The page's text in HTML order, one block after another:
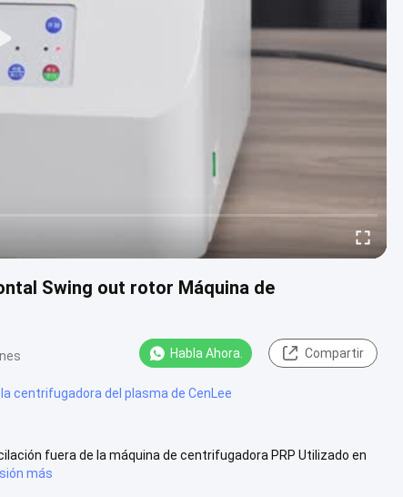
Swing out rotor Máquina de
Habla Ahora. Compartir
centrifugadora del plasma de CenLee
fuera de la máquina de centrifugadora PRP Utilizado en
más